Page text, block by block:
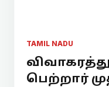
TAMIL NADU
பெற்றார்